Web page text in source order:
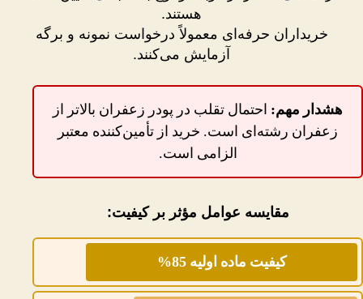
هستند.
خریداران حرفه‌ای معمولاً درخواست نمونه و برگه
آزمایش می‌کنند.
هشدار مهم: احتمال تقلب در پودر زعفران بالاتر از
زعفران رشته‌ای است. خرید از تأمین‌کننده معتبر
الزامی است.
مقایسه عوامل مؤثر بر کیفیت:
کیفیت ماده اولیه 85%